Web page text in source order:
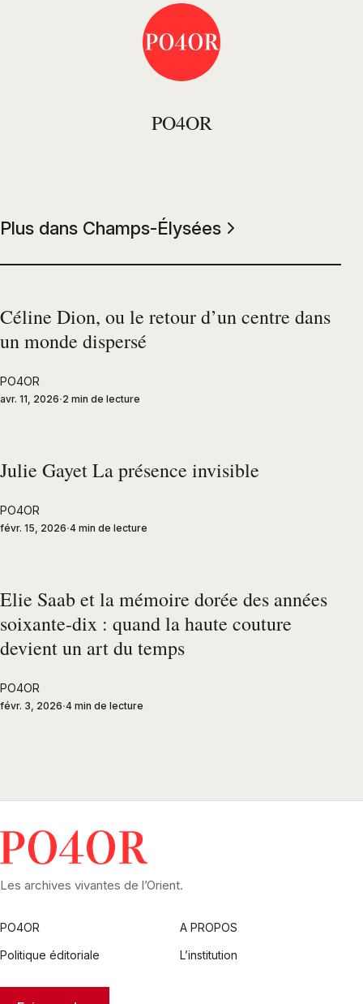
PO4OR
Plus dans Champs-Élysées
Céline Dion, ou le retour d’un centre dans
un monde dispersé
PO4OR
avr. 11, 2026 2 min de lecture
Julie Gayet La présence invisible
PO4OR
févr. 15, 2026 4 min de lecture
Elie Saab et la mémoire dorée des années
soixante-dix : quand la haute couture
devient un art du temps
PO4OR
févr. 3, 2026 4 min de lecture
Les archives vivantes de l’Orient.
PO4OR
A PROPOS
Politique éditoriale
L’institution